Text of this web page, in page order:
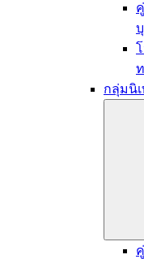
กลุ่มนิ